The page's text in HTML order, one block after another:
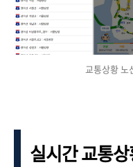
교통상황 노
실시간 교통